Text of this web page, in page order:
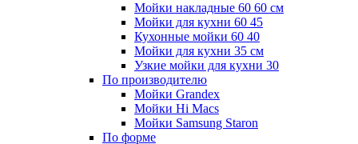
Мойки накладные 60 60 см
Мойки для кухни 60 45
Кухонные мойки 60 40
Мойки для кухни 35 см
Узкие мойки для кухни 30
По производителю
Мойки Grandex
Мойки Hi Macs
Мойки Samsung Staron
По форме